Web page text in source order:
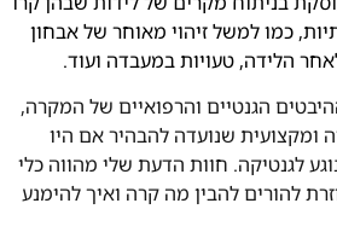
כמו למשל זיהוי מאוחר של אבחון
הלידה, טעויות במעבדה ועוד.
הגנטיים והרפואיים של המקרה,
ומקצועית שנועדה להבהיר אם היו
לגנטיקה. חוות הדעת שלי מהווה כלי
להורים להבין מה קרה ואיך להימנע